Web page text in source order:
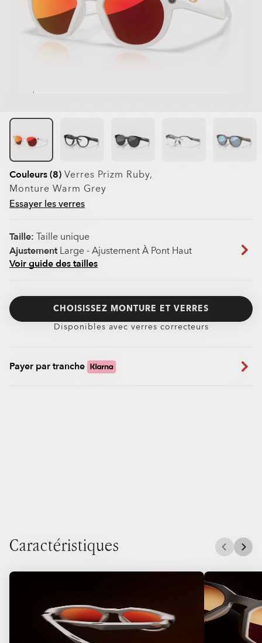
Couleurs (8) Verres Prizm Ruby,
Monture Warm Grey
Essayer les verres
Taille: Taille unique
AjustementLarge - Ajustement À Pont Haut
Voir guide des tailles
CHOISISSEZ MONTURE ET VERRES
Disponibles avec verres correcteurs
Payer par tranche
Caractéristiques